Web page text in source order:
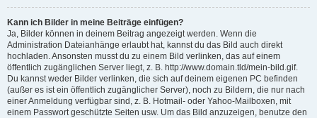
Kann ich Bilder in meine Beiträge einfügen?
Ja, Bilder können in deinem Beitrag angezeigt werden. Wenn die
Administration Dateianhänge erlaubt hat, kannst du das Bild auch direkt
hochladen. Ansonsten musst du zu einem Bild verlinken, das auf einem
öffentlich zugänglichen Server liegt, z. B. http://www.domain.tld/mein-bild.gif.
Du kannst weder Bilder verlinken, die sich auf deinem eigenen PC befinden
(außer es ist ein öffentlich zugänglicher Server), noch zu Bildern, die nur nach
einer Anmeldung verfügbar sind, z. B. Hotmail- oder Yahoo-Mailboxen, mit
einem Passwort geschützte Seiten usw. Um das Bild anzuzeigen, benutze den